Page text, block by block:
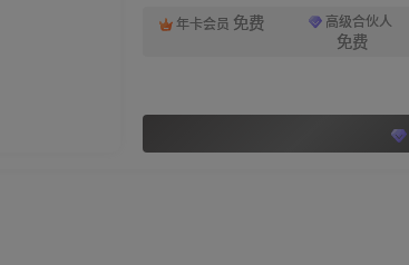
年卡会员 免费 高级合伙人
免费